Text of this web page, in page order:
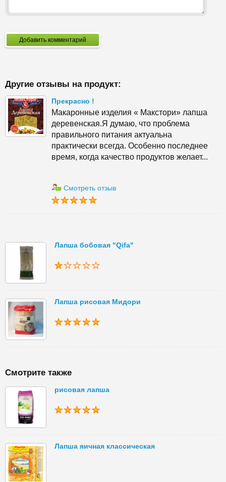
Добавить комментарий
Другие отзывы на продукт:
Прекрасно !
Макаронные изделия « Макстори» лапша
деревенская.Я думаю, что проблема
правильного питания актуальна
практически всегда. Особенно последнее
время, когда качество продуктов желает...
Смотреть отзыв
Лапша бобовая "Qifa"
Лапша рисовая Мидори
Смотрите также
рисовая лапша
Лапша яичная классическая